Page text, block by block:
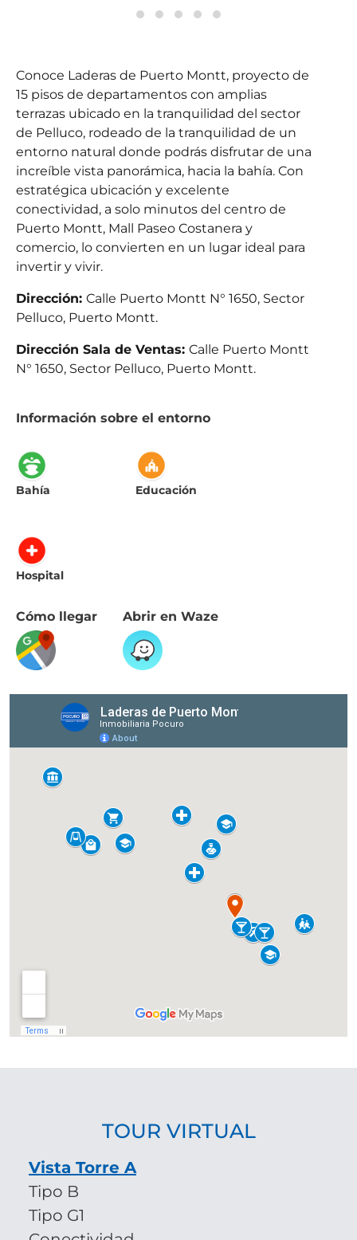
Conoce Laderas de Puerto Montt, proyecto de
15 pisos de departamentos con amplias
terrazas ubicado en la tranquilidad del sector
de Pelluco, rodeado de la tranquilidad de un
entorno natural donde podrás disfrutar de una
increíble vista panorámica, hacia la bahía. Con
estratégica ubicación y excelente
conectividad, a solo minutos del centro de
Puerto Montt, Mall Paseo Costanera y
comercio, lo convierten en un lugar ideal para
invertir y vivir.
Dirección:Calle Puerto Montt N° 1650, Sector
Pelluco, Puerto Montt.
Dirección Sala de Ventas:Calle Puerto Montt
N° 1650, Sector Pelluco, Puerto Montt.
Información sobre el entorno
Bahía Educación
Hospital
Cómo llegar Abrir en Waze
TOUR VIRTUAL
Vista Torre A
Tipo B
Tipo G1